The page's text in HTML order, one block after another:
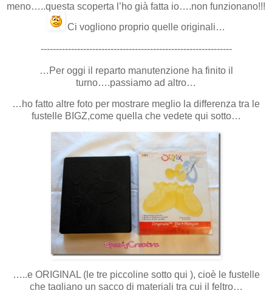
meno…..questa scoperta l’ho già fatta io….non funzionano!!!
Ci vogliono proprio quelle originali…
---------------------------------------------------------------
…Per oggi il reparto manutenzione ha finito il
turno….passiamo ad altro…
…ho fatto altre foto per mostrare meglio la differenza tra le
fustelle BIGZ,come quella che vedete qui sotto…
…..e ORIGINAL (le tre piccoline sotto qui ), cioè le fustelle
che tagliano un sacco di materiali tra cui il feltro…